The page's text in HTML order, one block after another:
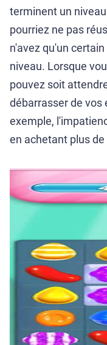
terminent un
pourriez ne pas
n'avez qu'un
niveau. Lorsque
pouvez soit
débarrasser de vos
exemple,
en achetant plus de